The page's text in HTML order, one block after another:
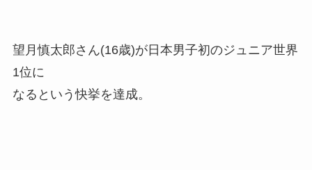
望月慎太郎さん(16歳)が日本男子初のジュニア世界
1位に
なるという快挙を達成。